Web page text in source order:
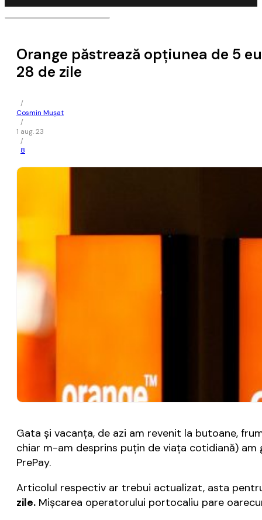
Orange păstrează opţiunea de 5
28 de zile
/
Cosmin Mușat
/
1 aug. 23
/
8
Gata şi vacanţa, de azi am revenit la butoane,
chiar m-am desprins puţin de viaţa cotidiană)
PrePay.
Articolul respectiv ar trebui actualizat, asta
zile. Mişcarea operatorului portocaliu pare